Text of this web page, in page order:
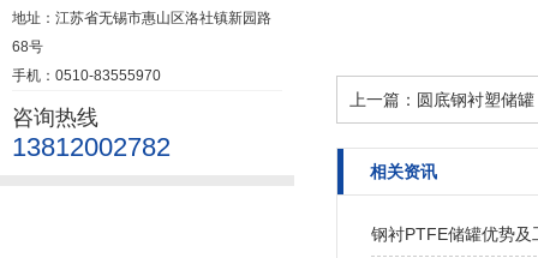
地址：江苏省无锡市惠山区洛社镇新园路
68号
手机：0510-83555970
咨询热线
13812002782
上一篇： 圆底钢衬塑储罐
相关资讯
钢衬PTFE储罐优势及